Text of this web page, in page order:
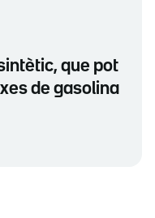
que pot
de gasolina